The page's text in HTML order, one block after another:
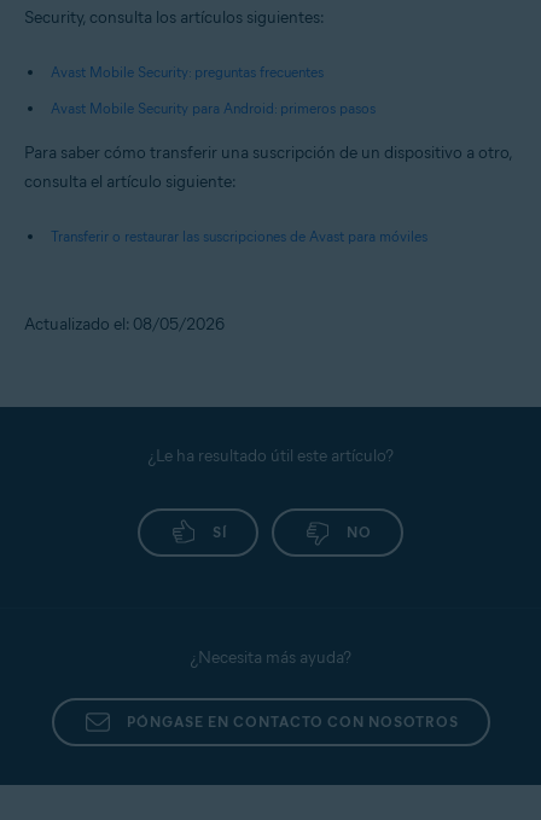
Security, consulta los artículos siguientes:
Avast Mobile Security: preguntas frecuentes
Avast Mobile Security para Android: primeros pasos
Para saber cómo transferir una suscripción de un dispositivo a otro,
consulta el artículo siguiente:
Transferir o restaurar las suscripciones de Avast para móviles
Actualizado el: 08/05/2026
¿Le ha resultado útil este artículo?
SÍ NO
¿Necesita más ayuda?
PÓNGASE EN CONTACTO CON NOSOTROS